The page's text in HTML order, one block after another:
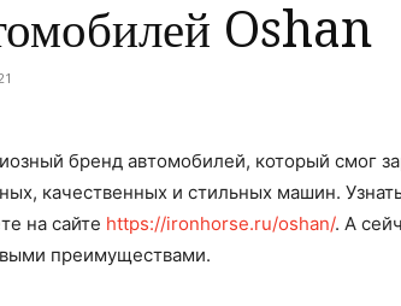
Oshan
бренд автомобилей, который смог
качественных и стильных машин.
на сайте https://ironhorse.ru/oshan/. А
преимуществами.